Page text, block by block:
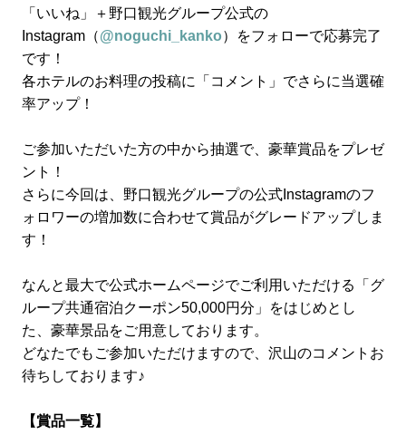
「いいね」＋野口観光グループ公式の
Instagram（@noguchi_kanko）をフォローで応募完了
です！
各ホテルのお料理の投稿に「コメント」でさらに当選確
率アップ！
ご参加いただいた方の中から抽選で、豪華賞品をプレゼ
ント！
さらに今回は、野口観光グループの公式Instagramのフ
ォロワーの増加数に合わせて賞品がグレードアップしま
す！
なんと最大で公式ホームページでご利用いただける「グ
ループ共通宿泊クーポン50,000円分」をはじめとし
た、豪華景品をご用意しております。
どなたでもご参加いただけますので、沢山のコメントお
待ちしております♪
【賞品一覧】